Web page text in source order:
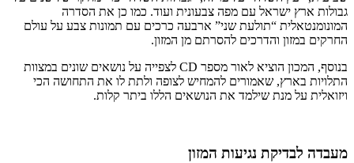
גבולות ארץ ישראל עם מפה צבעונית ועוד. כמו כן את הסדרה
המונומנטאלית “תולעת שני” ארבעה כרכים עם תמונות צבע על עולם
החרקים במזון והדרכים להסרתם מן המזון.
בנוסף, המכון הוציא לאור מספר CD לצפייה על נושאים שונים במצוות
התלויות בארץ, שאמורים להמחיש לצופה ולתת לו את התחושה הכי
ויזואלית על מנת שילמד את הנושאים הללו ביתר קלות.
מעבדה לבדיקת נגיעות המזון